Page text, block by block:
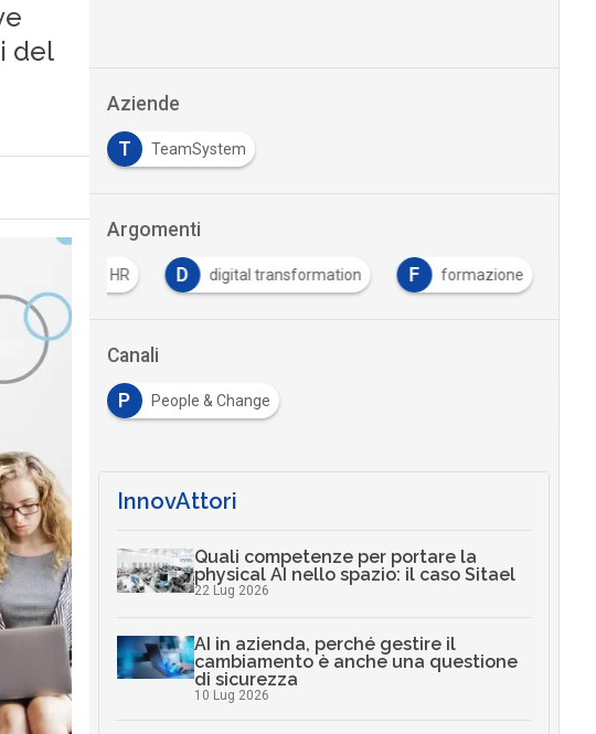
del
Aziende
T TeamSystem
Argomenti
Digital HR D digital transformation F formazione
Canali
P People & Change
InnovAttori
Quali competenze per portare la
physical AI nello spazio: il caso Sitael
22 Lug 2026
AI in azienda, perché gestire il
cambiamento è anche una questione
di sicurezza
10 Lug 2026